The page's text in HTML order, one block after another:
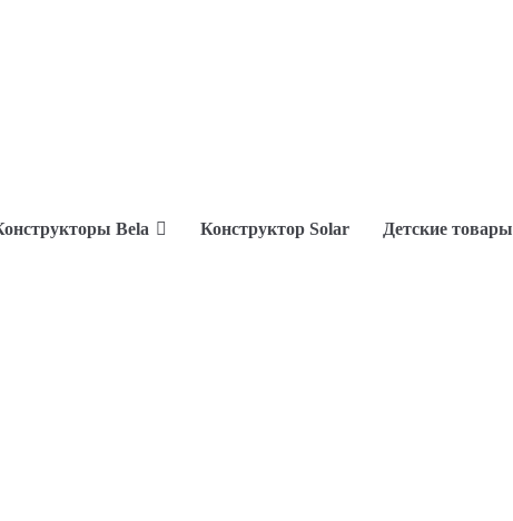
Bela Конструктор Solar Детские товары